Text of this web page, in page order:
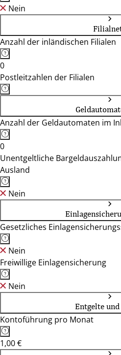
Nein
Anzahl der inländischen Filialen
0
Postleitzahlen der Filialen
Anzahl der Geldautomaten im
0
Unentgeltliche
Ausland
Nein
Gesetzliches
Nein
Freiwillige Einlagensicherung
Nein
Entgelte
Kontoführung pro Monat
1,00 €